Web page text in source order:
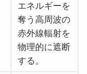
エネルギーを
奪う高周波の
赤外線輻射を
物理的に遮断
する。